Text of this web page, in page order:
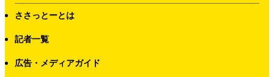
ささっとーとは
記者一覧
広告・メディアガイド